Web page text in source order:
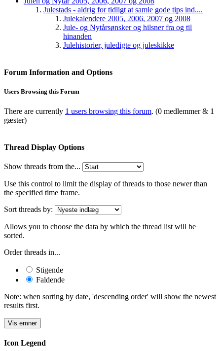
Julestads - aldrig for tidligt at samle gode tips ind....
Julekalendere 2005, 2006, 2007 og 2008
Jule- og Nytårsønsker og hilsner fra og til
hinanden
Julehistorier, juledigte og juleskikke
Forum Information and Options
Users Browsing this Forum
There are currently 1 users browsing this forum. (0 medlemmer & 1
gæster)
Thread Display Options
Show threads from the...
Use this control to limit the display of threads to those newer than
the specified time frame.
Sort threads by:
Allows you to choose the data by which the thread list will be
sorted.
Order threads in...
Stigende
Faldende
Note: when sorting by date, 'descending order' will show the newest
results first.
Icon Legend